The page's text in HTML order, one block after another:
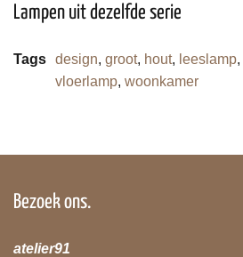
Lampen uit dezelfde serie
Tags design, groot, hout, leeslamp,
vloerlamp, woonkamer
Bezoek ons.
atelier91